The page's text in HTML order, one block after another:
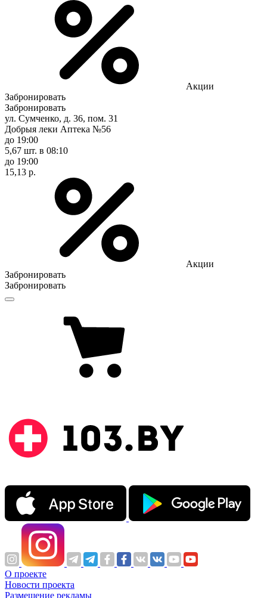
Акции
Забронировать
Забронировать
ул. Сумченко, д. 36, пом. 31
Добрыя леки Аптека №56
до 19:00
5,67 шт. в 08:10
до 19:00
15,13 р.
Акции
Забронировать
Забронировать
О проекте
Новости проекта
Размещение рекламы